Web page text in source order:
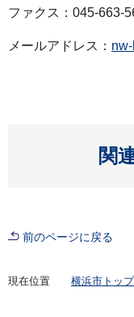
ファクス：045-663-
メールアドレス：
関
前のページに戻る
現在位置 横浜市トッ
にぎわいス